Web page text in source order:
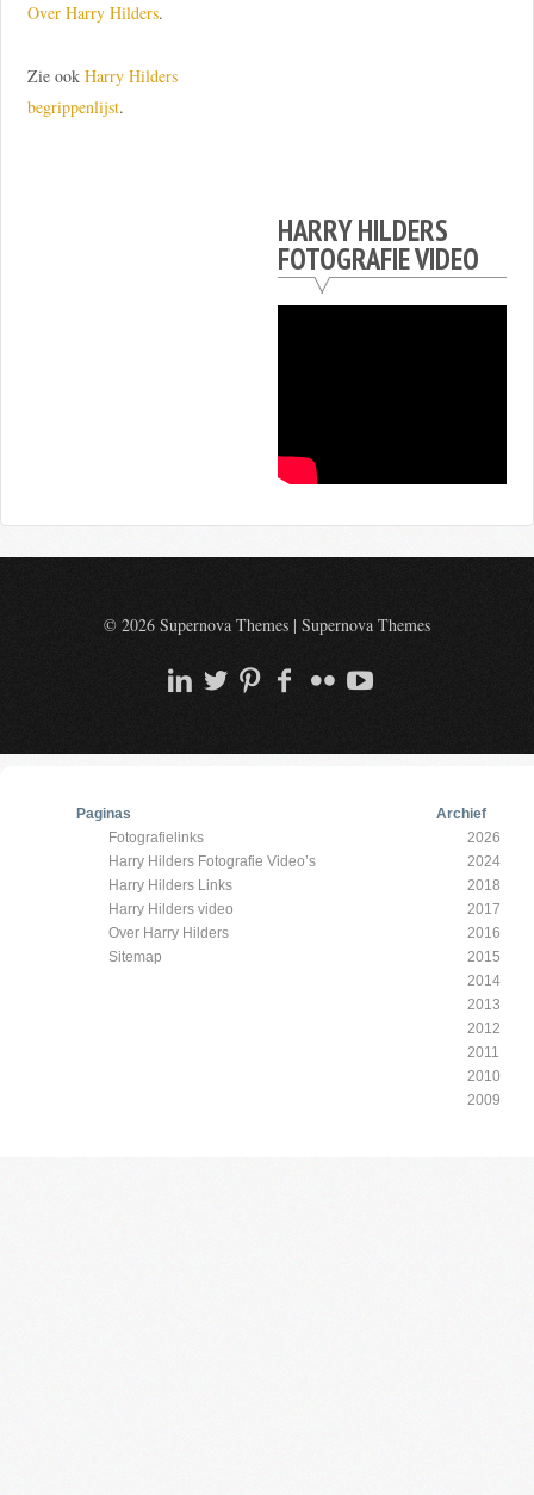
Over Harry Hilders.
Zie ook Harry Hilders
begrippenlijst.
HARRY HILDERS
FOTOGRAFIE VIDEO
© 2026 Supernova Themes | Supernova Themes
Paginas
Fotografielinks
Harry Hilders Fotografie Video’s
Harry Hilders Links
Harry Hilders video
Over Harry Hilders
Sitemap
Archief
2026
2024
2018
2017
2016
2015
2014
2013
2012
2011
2010
2009